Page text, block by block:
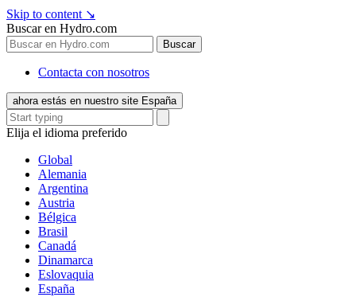
Skip to content ↘
Buscar en Hydro.com
Buscar
Contacta con nosotros
ahora estás en nuestro site España
Elija el idioma preferido
Global
Alemania
Argentina
Austria
Bélgica
Brasil
Canadá
Dinamarca
Eslovaquia
España